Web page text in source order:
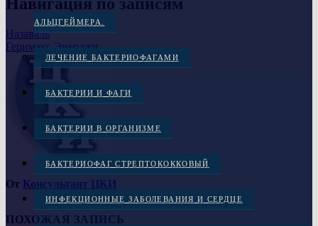
АЛЬЦГЕЙМЕРА.
ЛЕЧЕНИЕ БАКТЕРИОФАГАМИ
БАКТЕРИИ И ФАГИ
БАКТЕРИИ В ОРГАНИЗМЕ
БАКТЕРИОФАГ СТРЕПТОКОККОВЫЙ
ИНФЕКЦИОННЫЕ ЗАБОЛЕВАНИЯ И СЕРДЦЕ
Навигация по записям
Назаваль
Геримакс Энерджи
От Консультант ЦКИ
ПОХОЖАЯ ЗАПИСЬ